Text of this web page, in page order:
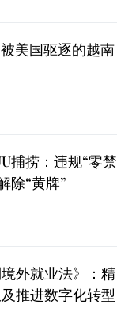
美国驱逐的越南
捕捞：违规“零禁
除“黄牌”
外就业法》：精
推进数字化转型